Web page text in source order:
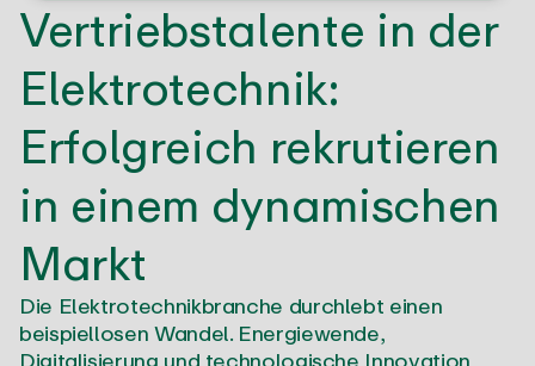
Vertriebstalente in der
Elektrotechnik:
Erfolgreich rekrutieren
in einem dynamischen
Markt
Die Elektrotechnikbranche durchlebt einen
beispiellosen Wandel. Energiewende,
Digitalisierung und technologische Innovation